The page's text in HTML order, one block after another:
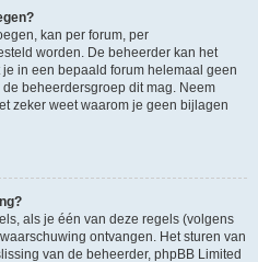
kan per forum, per
worden. De beheerder kan het
in een bepaald forum helemaal geen
beheerdersgroep dit mag. Neem
zeker weet waarom je geen bijlagen
als je één van deze regels (volgens
ontvangen. Het sturen van
van de beheerder, phpBB Limited